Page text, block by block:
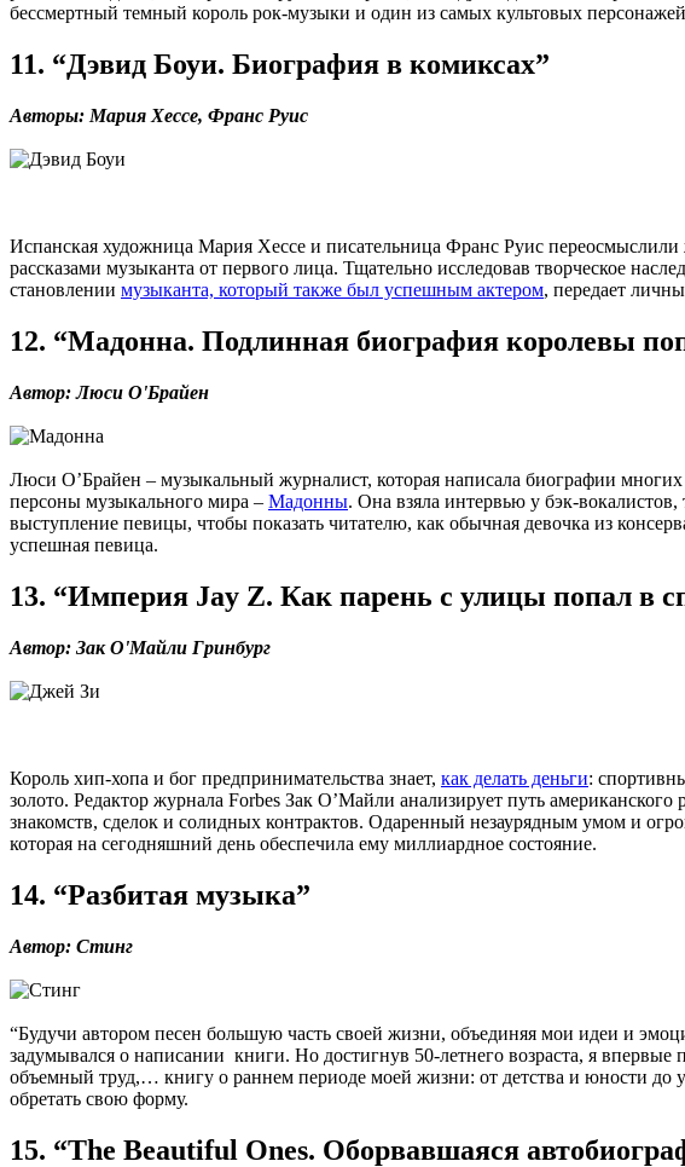
бессмертный темный король рок-музыки и один из самых культовых
11. “Дэвид Боуи. Биография в комиксах”
Авторы: Мария Хессе, Франс Руис
Испанская художница Мария Хессе и писательница Франс Руис
рассказами музыканта от первого лица. Тщательно исследовав творческое
становлении музыканта, который также был успешным актером, передает
12. “Мадонна. Подлинная биография королевы
Автор: Люси О'Брайен
Люси О’Брайен – музыкальный журналист, которая написала биографии
персоны музыкального мира – Мадонны. Она взяла интервью у бэк-
выступление певицы, чтобы показать читателю, как обычная девочка из
успешная певица.
13. “Империя Jay Z. Как парень с улицы попал в
Автор: Зак О'Майли Гринбург
Король хип-хопа и бог предпринимательства знает, как делать деньги:
золото. Редактор журнала Forbes Зак О’Майли анализирует путь
знакомств, сделок и солидных контрактов. Одаренный незаурядным умом и
которая на сегодняшний день обеспечила ему миллиардное состояние.
14. “Разбитая музыка”
Автор: Стинг
“Будучи автором песен большую часть своей жизни, объединяя мои идеи и
задумывался о написании книги. Но достигнув 50-летнего возраста, я
объемный труд,… книгу о раннем периоде моей жизни: от детства и юности до
обретать свою форму.
15. “The Beautiful Ones. Оборвавшаяся